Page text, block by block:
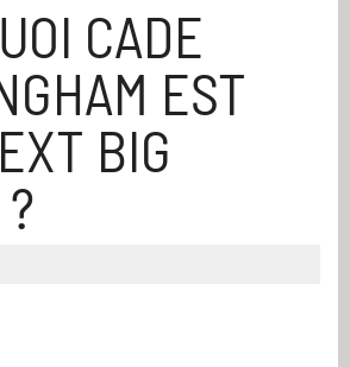
CADE
EST
BIG